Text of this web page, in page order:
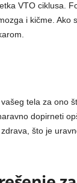
VTO ciklusa.
i kičme. Ako
tela za ono
dopirneti
što je